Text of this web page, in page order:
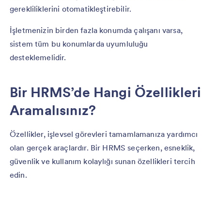
gerekliliklerini otomatikleştirebilir.
İşletmenizin birden fazla konumda çalışanı varsa,
sistem tüm bu konumlarda uyumluluğu
desteklemelidir.
Bir HRMS’de Hangi Özellikleri
Aramalısınız?
Özellikler, işlevsel görevleri tamamlamanıza yardımcı
olan gerçek araçlardır. Bir HRMS seçerken, esneklik,
güvenlik ve kullanım kolaylığı sunan özellikleri tercih
edin.